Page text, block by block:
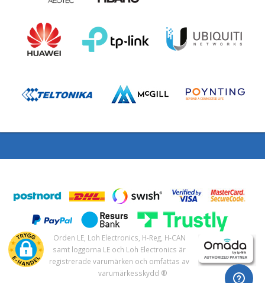
Orden LE, Loh Electronics, H-Reg, H-CAN
samt loggorna LE och Loh Electronics är
registrerade varumärken och omfattas av
varumärkesskydd ®